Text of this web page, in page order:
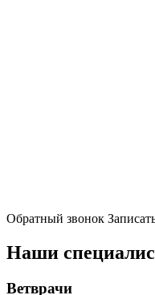
Обратный звонок
Наши
Ветврачи